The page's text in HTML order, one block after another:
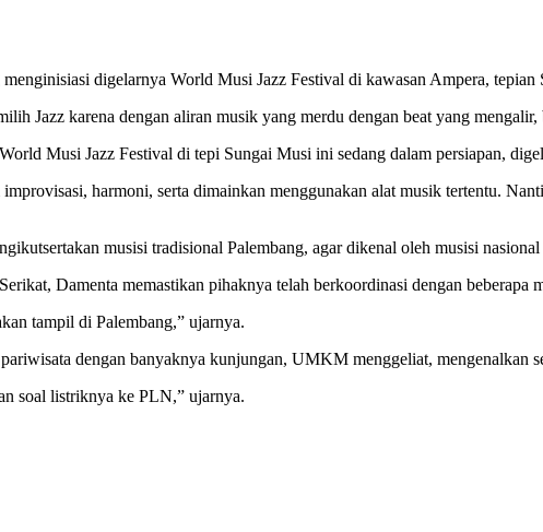
digelarnya World Musi Jazz Festival di kawasan Ampera,
Jazz karena dengan aliran musik yang merdu dengan beat yang
Musi Jazz Festival di tepi Sungai Musi ini sedang dalam persiapan,
harmoni, serta dimainkan menggunakan alat musik tertentu.
musisi tradisional Palembang, agar dikenal oleh musisi
Damenta memastikan pihaknya telah berkoordinasi dengan beberapa
tampil di Palembang,” ujarnya.
dengan banyaknya kunjungan, UMKM menggeliat, mengenalkan
soal listriknya ke PLN,” ujarnya.